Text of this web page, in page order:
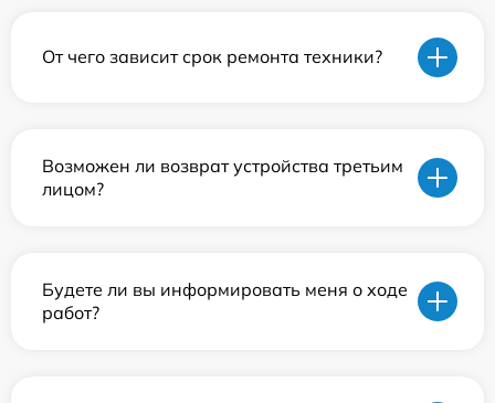
От чего зависит срок ремонта техники?
Возможен ли возврат устройства третьим
лицом?
Будете ли вы информировать меня о ходе
работ?